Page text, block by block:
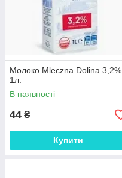
Молоко Mleczna Dolina 3,2%
1л.
В наявності
44 ₴
Купити